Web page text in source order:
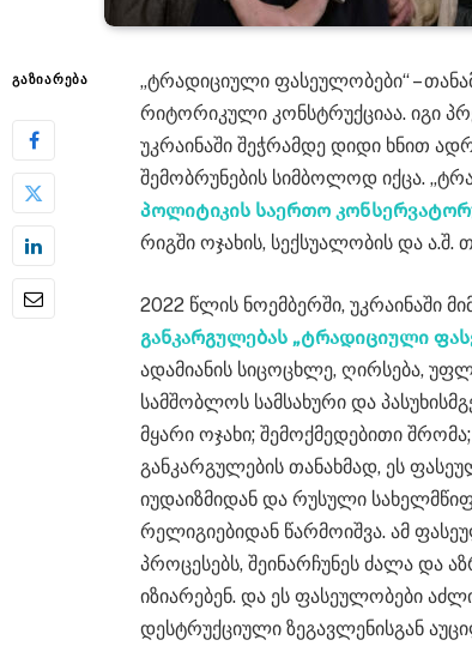
ᲒᲐᲖᲘᲐᲠᲔᲑᲐ
„ტრადიციული ფასეულობები“ –
რიტორიკული კონსტრუქციაა. იგი
უკრაინაში შეჭრამდე დიდი ხნით
შემობრუნების სიმბოლოდ იქცა.
პოლიტიკის საერთო
რიგში ოჯახის, სექსუალობის და ა.შ.
2022 წლის ნოემბერში, უკრაინაში
განკარგულებას „ტრადიციული
ადამიანის სიცოცხლე, ღირსება,
სამშობლოს სამსახური და
მყარი ოჯახი; შემოქმედებითი
განკარგულების თანახმად, ეს
იუდაიზმიდან და რუსული
რელიგიებიდან წარმოიშვა. ამ
პროცესებს, შეინარჩუნეს ძალა და
იზიარებენ. და ეს ფასეულობები
დესტრუქციული ზეგავლენისგან